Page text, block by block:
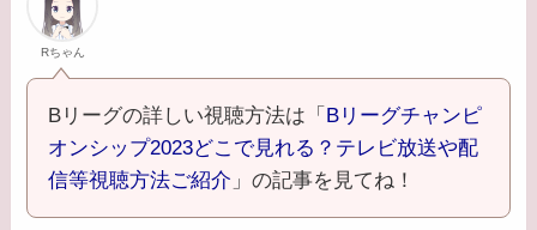
Rちゃん
Bリーグの詳しい視聴方法は「 Bリーグチャンピ
オンシップ2023どこで見れる？テレビ放送や配
信等視聴方法ご紹介 」の記事を見てね！